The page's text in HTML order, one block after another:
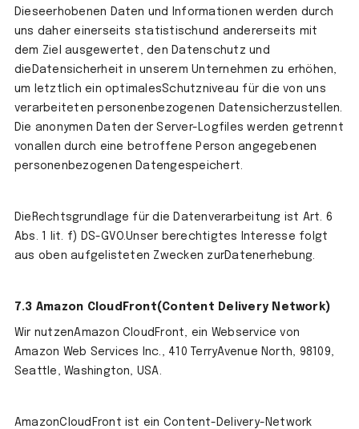
Dieseerhobenen Daten und Informationen werden durch
uns daher einerseits statistischund andererseits mit
dem Ziel ausgewertet, den Datenschutz und
dieDatensicherheit in unserem Unternehmen zu erhöhen,
um letztlich ein optimalesSchutzniveau für die von uns
verarbeiteten personenbezogenen Datensicherzustellen.
Die anonymen Daten der Server-Logfiles werden getrennt
vonallen durch eine betroffene Person angegebenen
personenbezogenen Datengespeichert.
DieRechtsgrundlage für die Datenverarbeitung ist Art. 6
Abs. 1 lit. f) DS-GVO.Unser berechtigtes Interesse folgt
aus oben aufgelisteten Zwecken zurDatenerhebung.
7.3 Amazon CloudFront(Content Delivery Network)
Wir nutzenAmazon CloudFront, ein Webservice von
Amazon Web Services Inc., 410 TerryAvenue North, 98109,
Seattle, Washington, USA.
AmazonCloudFront ist ein Content-Delivery-Network